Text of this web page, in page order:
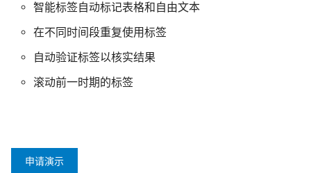
智能标签自动标记表格和自由文本
在不同时间段重复使用标签
自动验证标签以核实结果
滚动前一时期的标签
申请演示